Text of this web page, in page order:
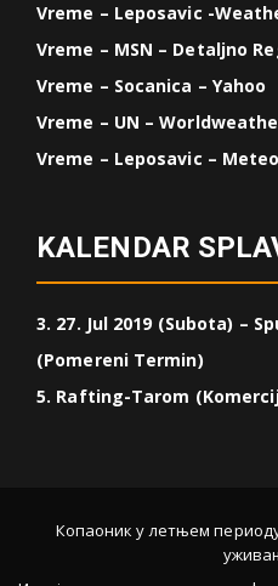
Vreme – Leposavic -
Vreme – MSN – Detaljno
Vreme – Socanica – Yahoo
Vreme – UN –
Vreme – Leposavic –
KALENDAR
3. 27. Jul 2019 (Subota) –
(Pomereni Termin)
5. Rafting-Tarom
Копаоник у летњем